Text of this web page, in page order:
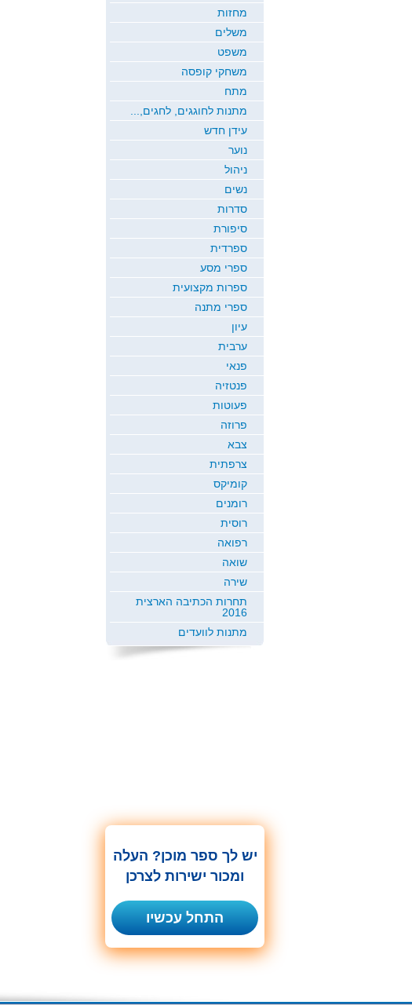
מחזות
משלים
משפט
משחקי קופסה
מתח
מתנות לחוגגים, לחגים,...
עידן חדש
נוער
ניהול
נשים
סדרות
סיפורת
ספרדית
ספרי מסע
ספרות מקצועית
ספרי מתנה
עיון
ערבית
פנאי
פנטזיה
פעוטות
פרוזה
צבא
צרפתית
קומיקס
רומנים
רוסית
רפואה
שואה
שירה
תחרות הכתיבה הארצית
2016
מתנות לוועדים
יש לך ספר מוכן? העלה
ומכור ישירות לצרכן
התחל עכשיו